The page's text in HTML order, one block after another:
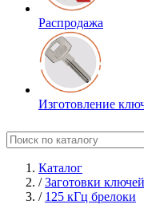
Распродажа
Изготовление
Каталог
/ Заготовки
/ 125 кГц брелоки